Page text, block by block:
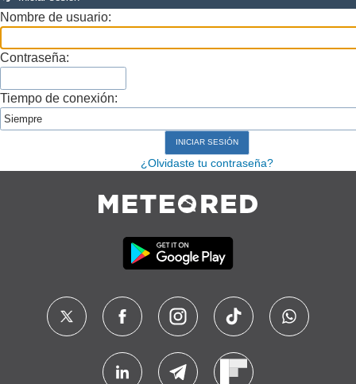
Nombre de usuario:
Contraseña:
Tiempo de conexión:
¿Olvidaste tu contraseña?